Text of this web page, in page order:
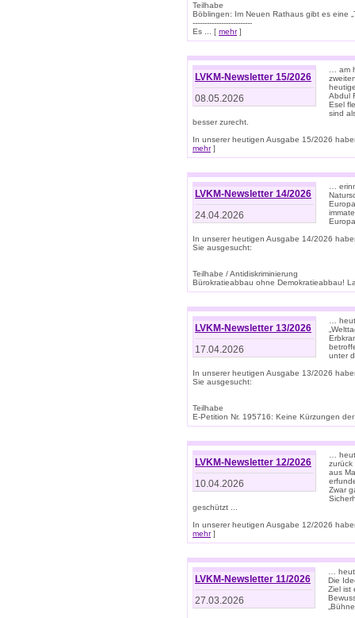
Teilhabe
Böblingen: Im Neuen Rathaus gibt es eine
-------------------------
Es ... [ mehr]
LVKM-Newsletter 15/2026
08.05.2026
… am
Abdul
Esel
sind
besser zurecht.
In unserer heutigen Ausgabe 15/2026
mehr]
LVKM-Newsletter 14/2026
24.04.2026
…
In unserer heutigen Ausgabe 14/2026
Sie ausgesucht:
Teilhabe / Antidiskriminierung
Bürokratieabbau ohne Demokratieabbau!
LVKM-Newsletter 13/2026
17.04.2026
…
unter
In unserer heutigen Ausgabe 13/2026
Sie ausgesucht:
Teilhabe
E-Petition Nr. 195716: Keine Kürzungen
LVKM-Newsletter 12/2026
10.04.2026
…
zurück
aus
Zwar
geschützt ...
In unserer heutigen Ausgabe 12/2026
mehr]
LVKM-Newsletter 11/2026
27.03.2026
…
Die
Ziel ist